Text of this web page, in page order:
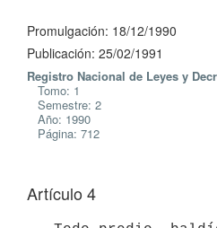
Promulgación: 18/12/1990
Publicación: 25/02/1991
Registro Nacional de Leyes y
Tomo: 1
Semestre: 2
Año: 1990
Página: 712
Artículo 4